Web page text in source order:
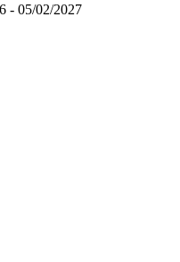
- 05/02/2027